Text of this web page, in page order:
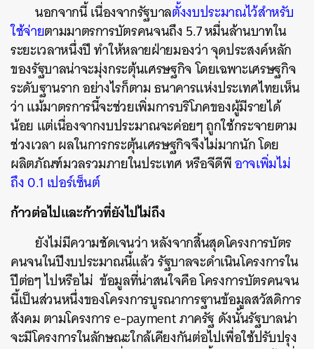
นอกจากนี้ เนื่องจากรัฐบาลตั้งงบประมาณไว้สำหรับ
ใช้จ่ายตามมาตรการบัตรคนจนถึง 5.7 หมื่นล้านบาทใน
ระยะเวลาหนึ่งปี ทำให้หลายฝ่ายมองว่า จุดประสงค์หลัก
ของรัฐบาลน่าจะมุ่งกระตุ้นเศรษฐกิจ โดยเฉพาะเศรษฐกิจ
ระดับฐานราก อย่างไรก็ตาม ธนาคารแห่งประเทศไทยเห็น
ว่า แม้มาตรการนี้จะช่วยเพิ่มการบริโภคของผู้มีรายได้
น้อย แต่เนื่องจากงบประมาณจะค่อยๆ ถูกใช้กระจายตาม
ช่วงเวลา ผลในการกระตุ้นเศรษฐกิจจึงไม่มากนัก โดย
ผลิตภัณฑ์มวลรวมภายในประเทศ หรือจีดีพีอาจเพิ่มไม่
ถึง 0.1 เปอร์เซ็นต์
ก้าวต่อไปและก้าวที่ยังไปไม่ถึง
ยังไม่มีความชัดเจนว่า หลังจากสิ้นสุดโครงการบัตร
คนจนในปีงบประมาณนี้แล้ว รัฐบาลจะดำเนินโครงการใน
ปีต่อๆ ไปหรือไม่ ข้อมูลที่น่าสนใจคือ โครงการบัตรคนจน
นี้เป็นส่วนหนึ่งของโครงการบูรณาการฐานข้อมูลสวัสดิการ
สังคม ตามโครงการ e-payment ภาครัฐ ดังนั้นรัฐบาลน่า
จะมีโครงการในลักษณะใกล้เคียงกันต่อไปเพื่อใช้ปรับปรุง